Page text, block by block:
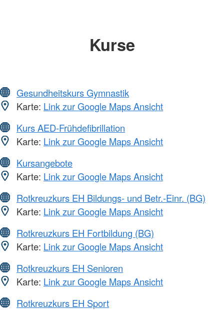
Kurse
Gesundheitskurs Gymnastik
Karte: Link zur Google Maps Ansicht
Kurs AED-Frühdefibrillation
Karte: Link zur Google Maps Ansicht
Kursangebote
Karte: Link zur Google Maps Ansicht
Rotkreuzkurs EH Bildungs- und Betr.-Einr. (BG)
Karte: Link zur Google Maps Ansicht
Rotkreuzkurs EH Fortbildung (BG)
Karte: Link zur Google Maps Ansicht
Rotkreuzkurs EH Senioren
Karte: Link zur Google Maps Ansicht
Rotkreuzkurs EH Sport